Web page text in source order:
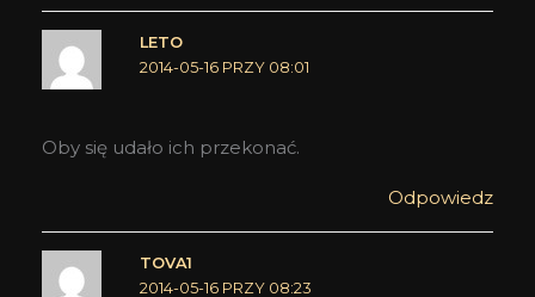
LETO
2014-05-16 PRZY 08:01
Oby się udało ich przekonać.
Odpowiedz
TOVA1
2014-05-16 PRZY 08:23